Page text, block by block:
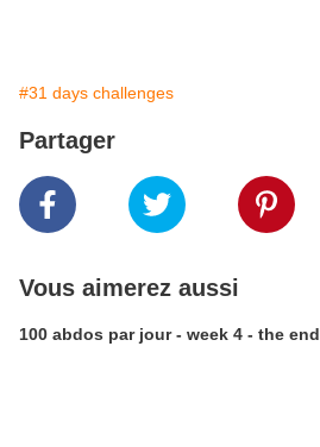
#31 days challenges
Partager
Vous aimerez aussi
100 abdos par jour - week 4 - the end